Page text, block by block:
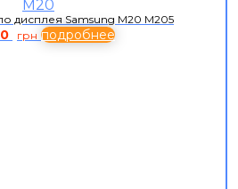
дисплея Samsung M20 M205
грн подробнее